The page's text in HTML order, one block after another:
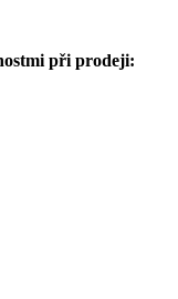
při prodeji: